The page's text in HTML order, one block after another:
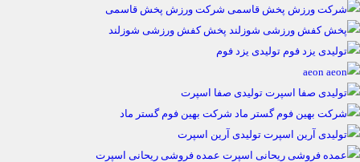
شرکت ورزش پخش قاسمی
پخش کفش ورزشی شوزلند
تولیدی یزد فوم
aeon
تولیدی صفا اسپرت
شرکت بهین فوم گستر ماد
تولیدی آرین اسپرت
عمده فروشی ریحانی اسپرت